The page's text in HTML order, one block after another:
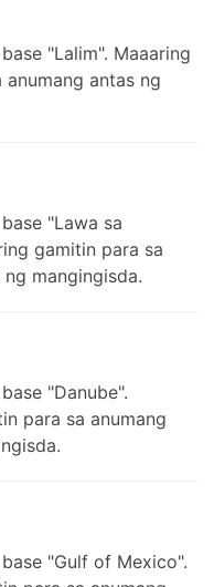
"Lalim". Maaaring
antas ng
"Lawa sa
gamitin para sa
mangingisda.
"Danube".
para sa anumang
"Gulf of Mexico".